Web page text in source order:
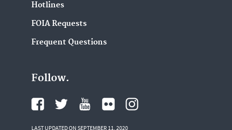
Hotlines
FOIA Requests
Frequent Questions
Follow.
LAST UPDATED ON SEPTEMBER 11, 2020